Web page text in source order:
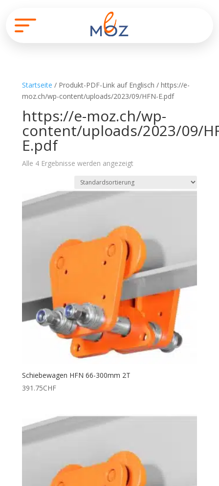
Startseite / Produkt-PDF-Link auf Englisch / https://e-
moz.ch/wp-content/uploads/2023/09/HFN-E.pdf
https://e-moz.ch/wp-
content/uploads/2023/09/
E.pdf
Alle 4 Ergebnisse werden angezeigt
Schiebewagen HFN 66-300mm 2T
391.75CHF